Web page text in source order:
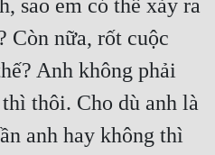
sao em có thể xảy ra
Còn nữa, rốt cuộc
Anh không phải
thôi. Cho dù anh là
anh hay không thì